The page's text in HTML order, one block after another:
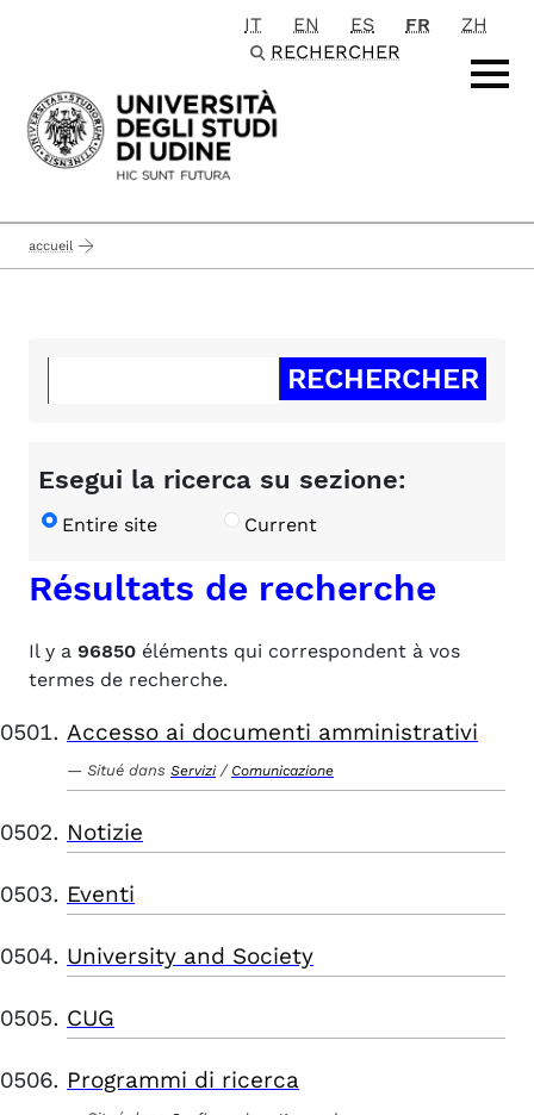
Passa al contenuto principale
IT EN ES FR
ZH
RECHERCHER
accueil
Esegui la ricerca su sezione:
Entire site Current
Résultats de recherche
Il y a 96850 éléments qui correspondent à vos
termes de recherche.
Accesso ai documenti amministrativi
Situé dans Servizi / Comunicazione
Notizie
Eventi
University and Society
CUG
Programmi di ricerca